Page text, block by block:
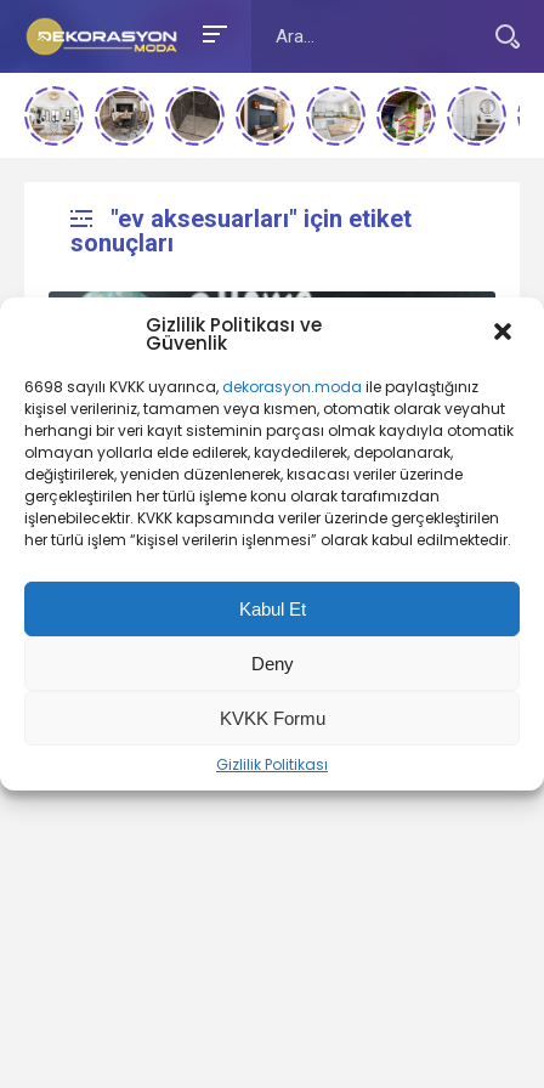
Gizlilik Politikası ve
Güvenlik
6698 sayılı KVKK uyarınca,dekorasyon.moda ile paylaştığınız
kişisel verileriniz, tamamen veya kısmen, otomatik olarak veyahut
herhangi bir veri kayıt sisteminin parçası olmak kaydıyla otomatik
olmayan yollarla elde edilerek, kaydedilerek, depolanarak,
değiştirilerek, yeniden düzenlenerek, kısacası veriler üzerinde
gerçekleştirilen her türlü işleme konu olarak tarafımızdan
işlenebilecektir. KVKK kapsamında veriler üzerinde gerçekleştirilen
her türlü işlem “kişisel verilerin işlenmesi” olarak kabul edilmektedir.
Kabul Et
Deny
KVKK Formu
Gizlilik Politikası
"ev aksesuarları" için etiket
sonuçları
Ev Dekorasyonu Nedir?